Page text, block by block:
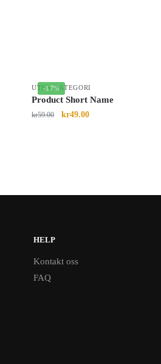
-17%
UTEN KATEGORI
Product Short Name
kr59.00 kr49.00
HELP
Kontakt oss
FAQ